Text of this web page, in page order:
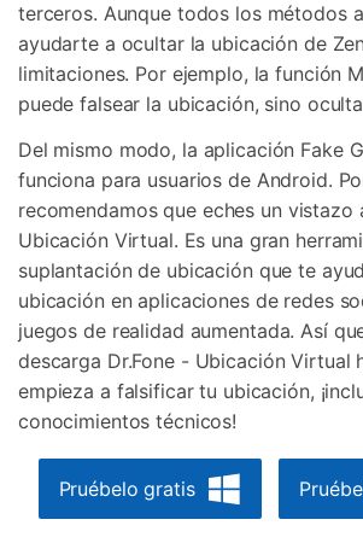
terceros. Aunque todos los métodos
ayudarte a ocultar la ubicación de
limitaciones. Por ejemplo, la función
puede falsear la ubicación, sino
Del mismo modo, la aplicación Fake
funciona para usuarios de Android.
recomendamos que eches un vistazo
Ubicación Virtual. Es una gran
suplantación de ubicación que te
ubicación en aplicaciones de redes
juegos de realidad aumentada. Así
descarga Dr.Fone - Ubicación Virtual
empieza a falsificar tu ubicación,
conocimientos técnicos!
Pruébelo gratis